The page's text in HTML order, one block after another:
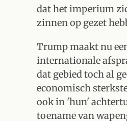
dat het imperium
zinnen op gezet
Trump maakt nu
internationale
dat gebied toch al
economisch
ook in 'hun'
toename van